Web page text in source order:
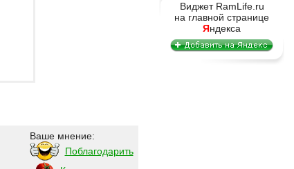
Ваше мнение:
Поблагодарить
Виджет RamLife.ru
на главной странице
Яндекса